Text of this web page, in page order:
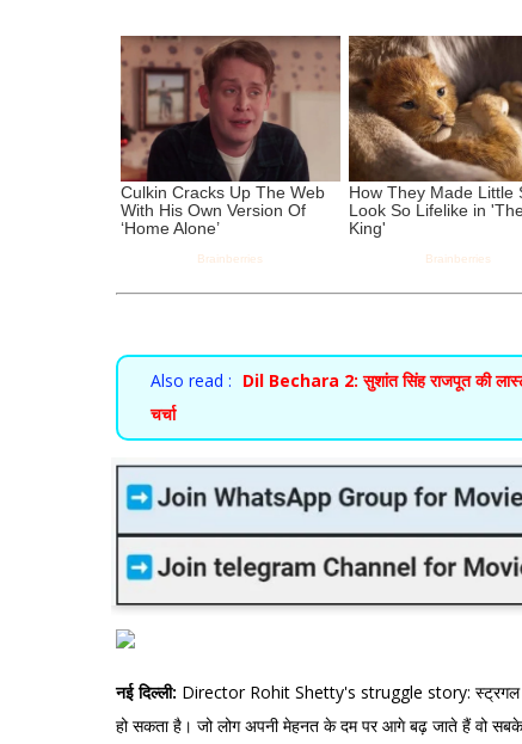
Also read : Dil Bechara 2: सुशांत सिंह राजपूत की लास्ट
चर्चा
नई दिल्ली: Director Rohit Shetty's struggle story: स्ट्रगल
हो सकता है। जो लोग अपनी मेहनत के दम पर आगे बढ़ जाते हैं वो